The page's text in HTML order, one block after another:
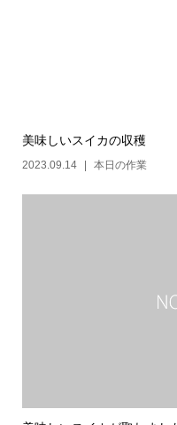
美味しいスイカの収穫
2023.09.14 本日の作業